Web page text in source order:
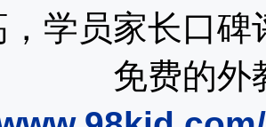
，学员家长口
免费的外